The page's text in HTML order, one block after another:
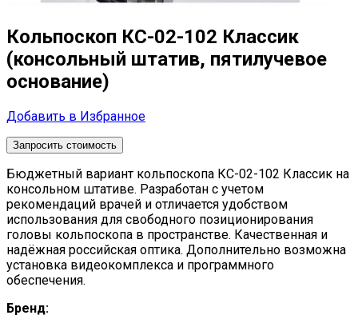
Кольпоскоп КС-02-102 Классик
(консольный штатив, пятилучевое
основание)
Добавить в Избранное
Запросить стоимость
Бюджетный вариант кольпоскопа КС-02-102 Классик на
консольном штативе. Разработан с учетом
рекомендаций врачей и отличается удобством
использования для свободного позиционирования
головы кольпоскопа в пространстве. Качественная и
надёжная российская оптика. Дополнительно возможна
установка видеокомплекса и программного
обеспечения.
Бренд: